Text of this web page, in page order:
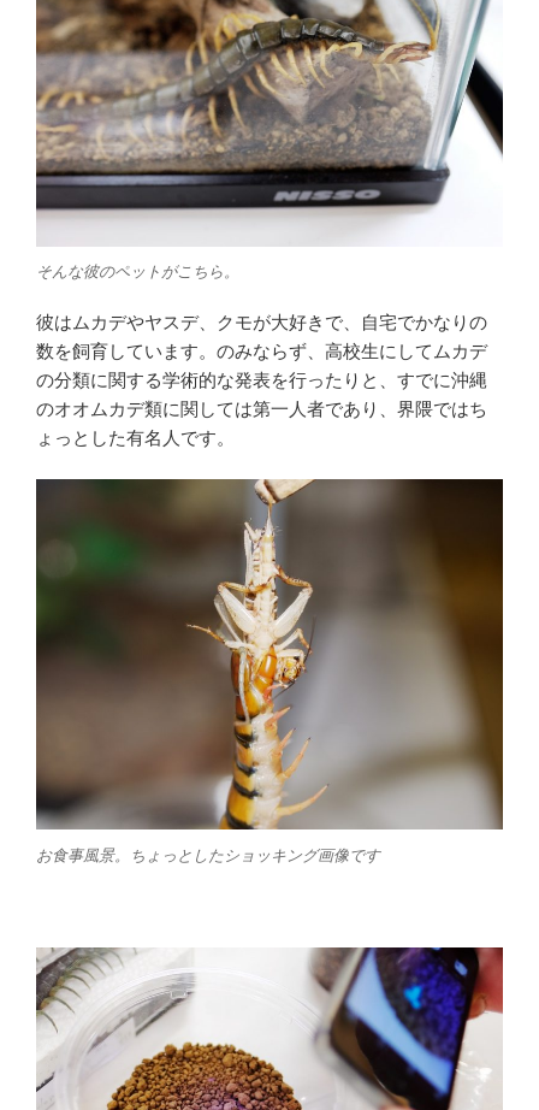
そんな彼のペットがこちら。
彼はムカデやヤスデ、クモが大好きで、自宅でかなりの
数を飼育しています。のみならず、高校生にしてムカデ
の分類に関する学術的な発表を行ったりと、すでに沖縄
のオオムカデ類に関しては第一人者であり、界隈ではち
ょっとした有名人です。
お食事風景。ちょっとしたショッキング画像です